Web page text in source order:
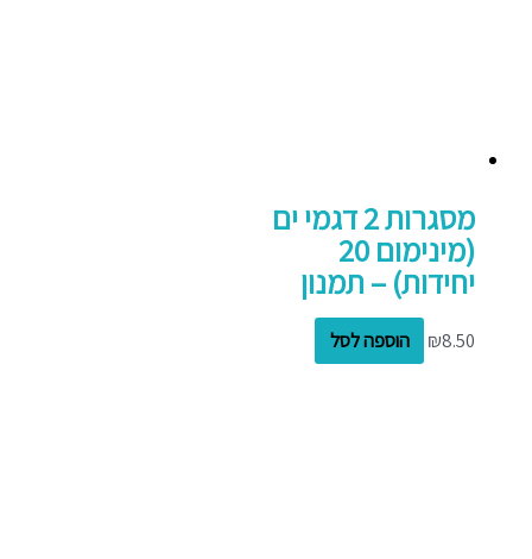
מסגרות 2 דגמי ים
(מינימום 20
יחידות) – תמנון
₪8.50 הוספה לסל